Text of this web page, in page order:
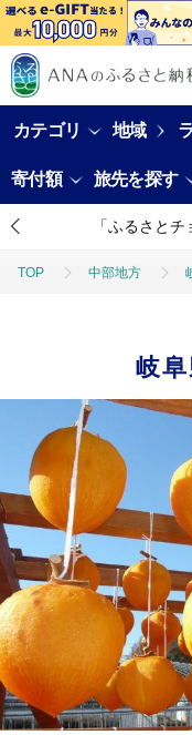
カテゴリ 地域
寄付額 旅先を探す
「ふるさと
TOP 中部地方
岐